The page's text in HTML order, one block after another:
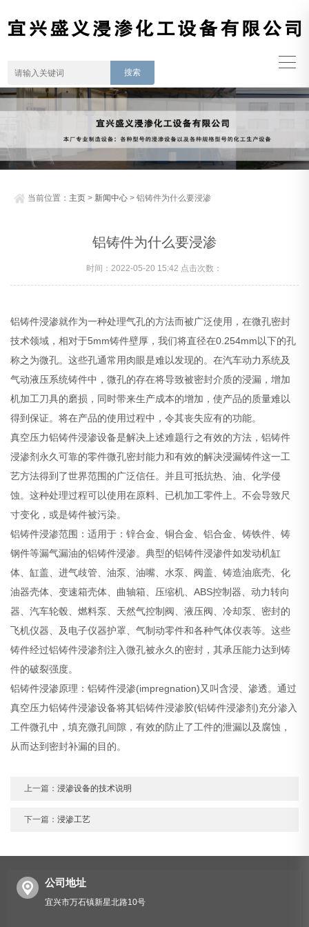
当前位置： 主页 > 新闻中心 > 铝铸件为什么要浸渗
铝铸件为什么要浸渗
时间：2022-05-20 15:42 点击次数：
铝铸件浸渗就作为一种处理气孔的方法而被广泛使用，在微孔密封
技术领域，相对于5mm铸件壁厚，我们将直径在0.254mm以下的孔
称之为微孔。这些孔通常用肉眼是难以发现的。在汽车动力系统及
气动液压系统铸件中，微孔的存在将导致被密封介质的浸漏，增加
机加工刀具的磨损，同时带来生产成本的增加，使产品的质量难以
得到保证。将在产品的使用过程中，令其丧失应有的功能。
真空压力铝铸件浸渗设备是解决上述难题行之有效的方法，铝铸件
浸渗剂永久可靠的零件微孔密封能力和有效的解决浸漏铸件这一工
艺方法得到了世界范围的广泛信任。并且可抵抗热、油、化学侵
蚀。这种处理过程可以使用在原料、已机加工零件上。不会导致尺
寸变化，或是铸件被污染。
铝铸件浸渗范围：适用于：锌合金、铜合金、铝合金、铸铁件、铸
钢件等漏气漏油的铝铸件浸渗。典型的铝铸件浸渗件如发动机缸
体、缸盖、进气歧管、油泵、油嘴、水泵、阀盖、铸造油底壳、化
油器壳体、变速箱壳体、曲轴箱、压缩机、ABS控制器、动力转向
器、汽车轮毂、燃料泵、天然气控制阀、液压阀、冷却泵、密封的
飞机仪器、及电子仪器护罩、气制动零件和各种气体仪表等。这些
铸件经过铝铸件浸渗剂注入微孔被永久的密封，其承压能力达到铸
件的破裂强度。
铝铸件浸渗原理：铝铸件浸渗(impregnation)又叫含浸、渗透。通过
真空压力铝铸件浸渗设备将其铝铸件浸渗胶(铝铸件浸渗剂)充分渗入
工件微孔中，填充微孔间隙，有效的防止了工件的泄漏以及腐蚀，
从而达到密封补漏的目的。
上一篇：浸渗设备的技术说明
下一篇：浸渗工艺
公司地址
宜兴市万石镇新星北路10号